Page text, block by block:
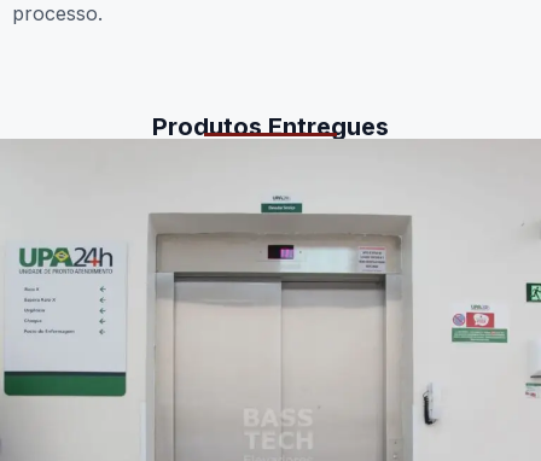
processo.
Produtos Entregues